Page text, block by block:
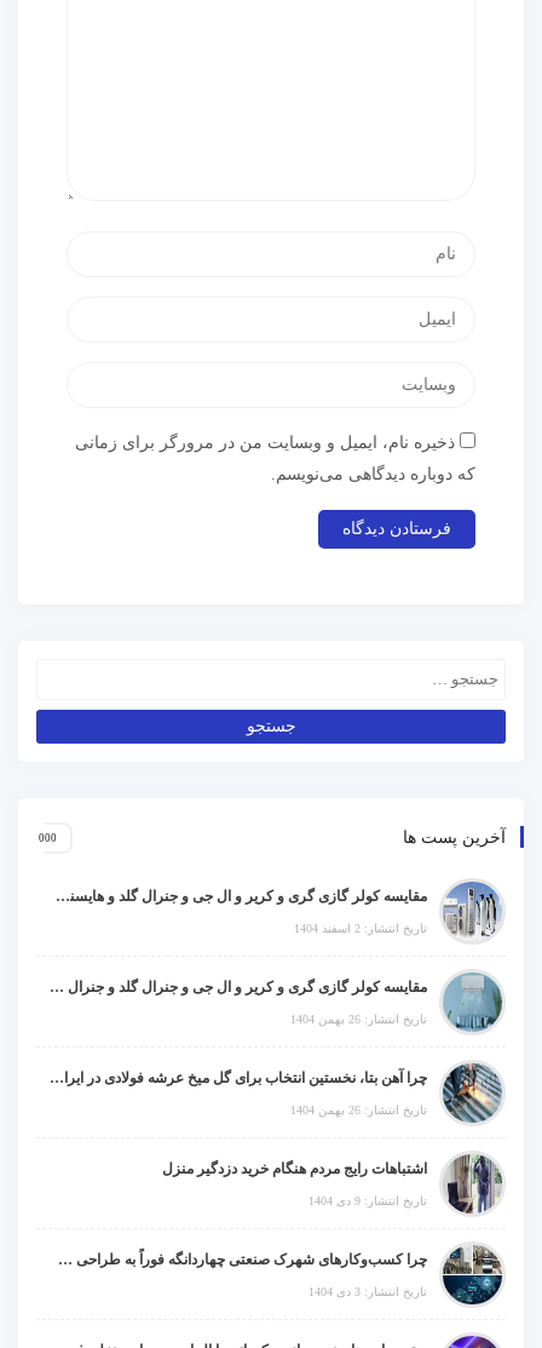
ذخیره نام، ایمیل و وبسایت من در مرورگر برای زمانی
که دوباره دیدگاهی می‌نویسم.
آخرین پست ها
مقایسه کولر گازی گری و کریر و ال جی و جنرال گلد و هایسنس و مدیا و اجنرال
تاریخ انتشار: 2 اسفند 1404
مقایسه کولر گازی گری و کریر و ال جی و جنرال گلد و جنرال شکار و سامسونگ و یونیوا
تاریخ انتشار: 26 بهمن 1404
چرا آهن بتا، نخستین انتخاب برای گل میخ عرشه فولادی در ایران است؟
تاریخ انتشار: 26 بهمن 1404
اشتباهات رایج مردم هنگام خرید دزدگیر منزل
تاریخ انتشار: 9 دی 1404
چرا کسب‌وکارهای شهرک صنعتی چهاردانگه فوراً به طراحی سایت نیاز دارند؟
تاریخ انتشار: 3 دی 1404